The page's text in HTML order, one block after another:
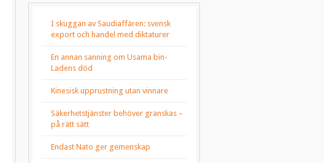
I skuggan av Saudiaffären: svensk
export och handel med diktaturer
En annan sanning om Usama bin-
Ladens död
Kinesisk upprustning utan vinnare
Säkerhetstjänster behöver granskas –
på rätt sätt
Endast Nato ger gemenskap